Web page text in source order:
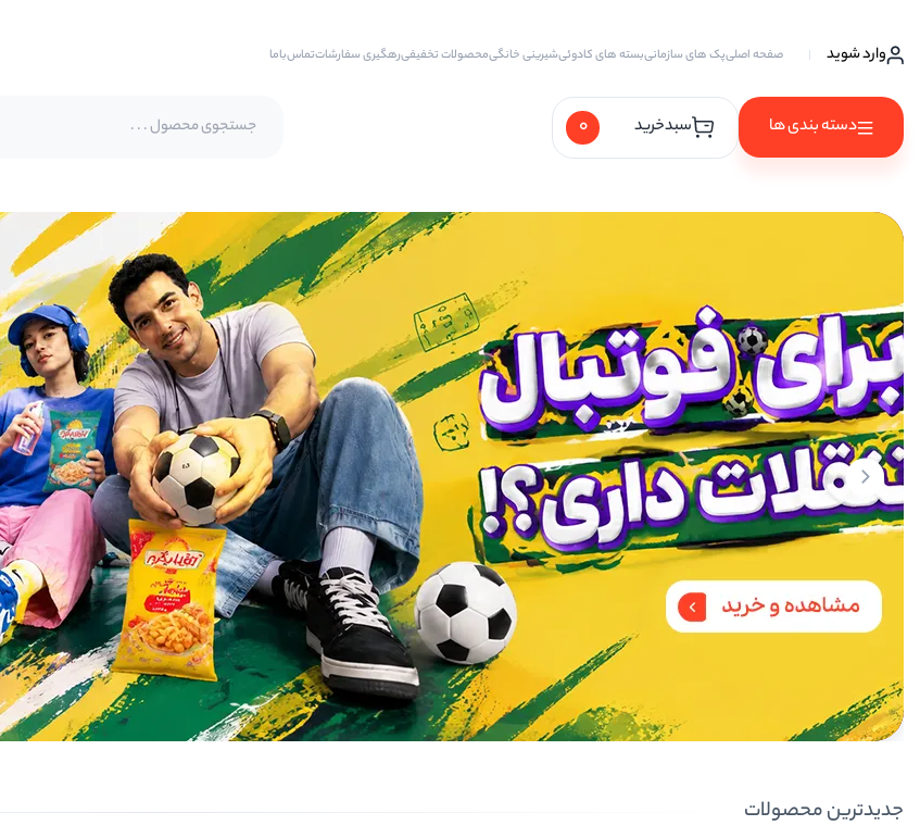
وارد شوید صفحه اصلیپک های سازمانیبسته های کادوئیشیرینی خانگیمحصولات تخفیفیرهگیری سفارشاتتماس‌با‌ما
دسته بندی ها
آجیل ها
آجیل سه مغز
آجیل شیرین
آجیل مخلوط
پسته
پسته احمد آقایی
پسته اکبری
پسته فندقی
بادام
بادام هندی
بادام درختی
بادام زمینی
بادام زمینی روکش دار
سبدخرید 0
بار کرانچ وانیل و شکلات کیتاریچ بار کرانچ تمشک
199,000
کیتاریچ بار کرانچ موز و شکلات
جدیدترین محصولات